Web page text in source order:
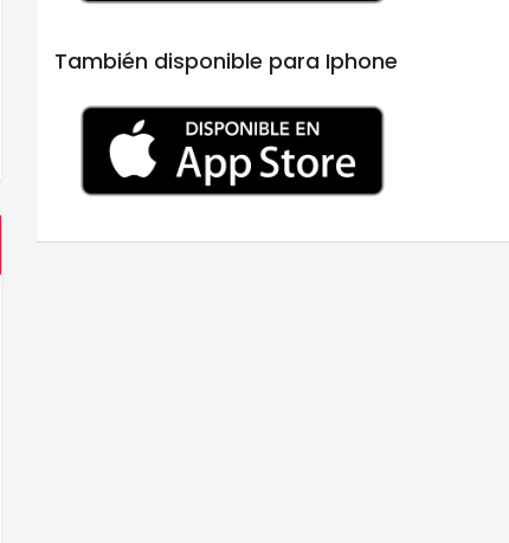
También disponible para Iphone